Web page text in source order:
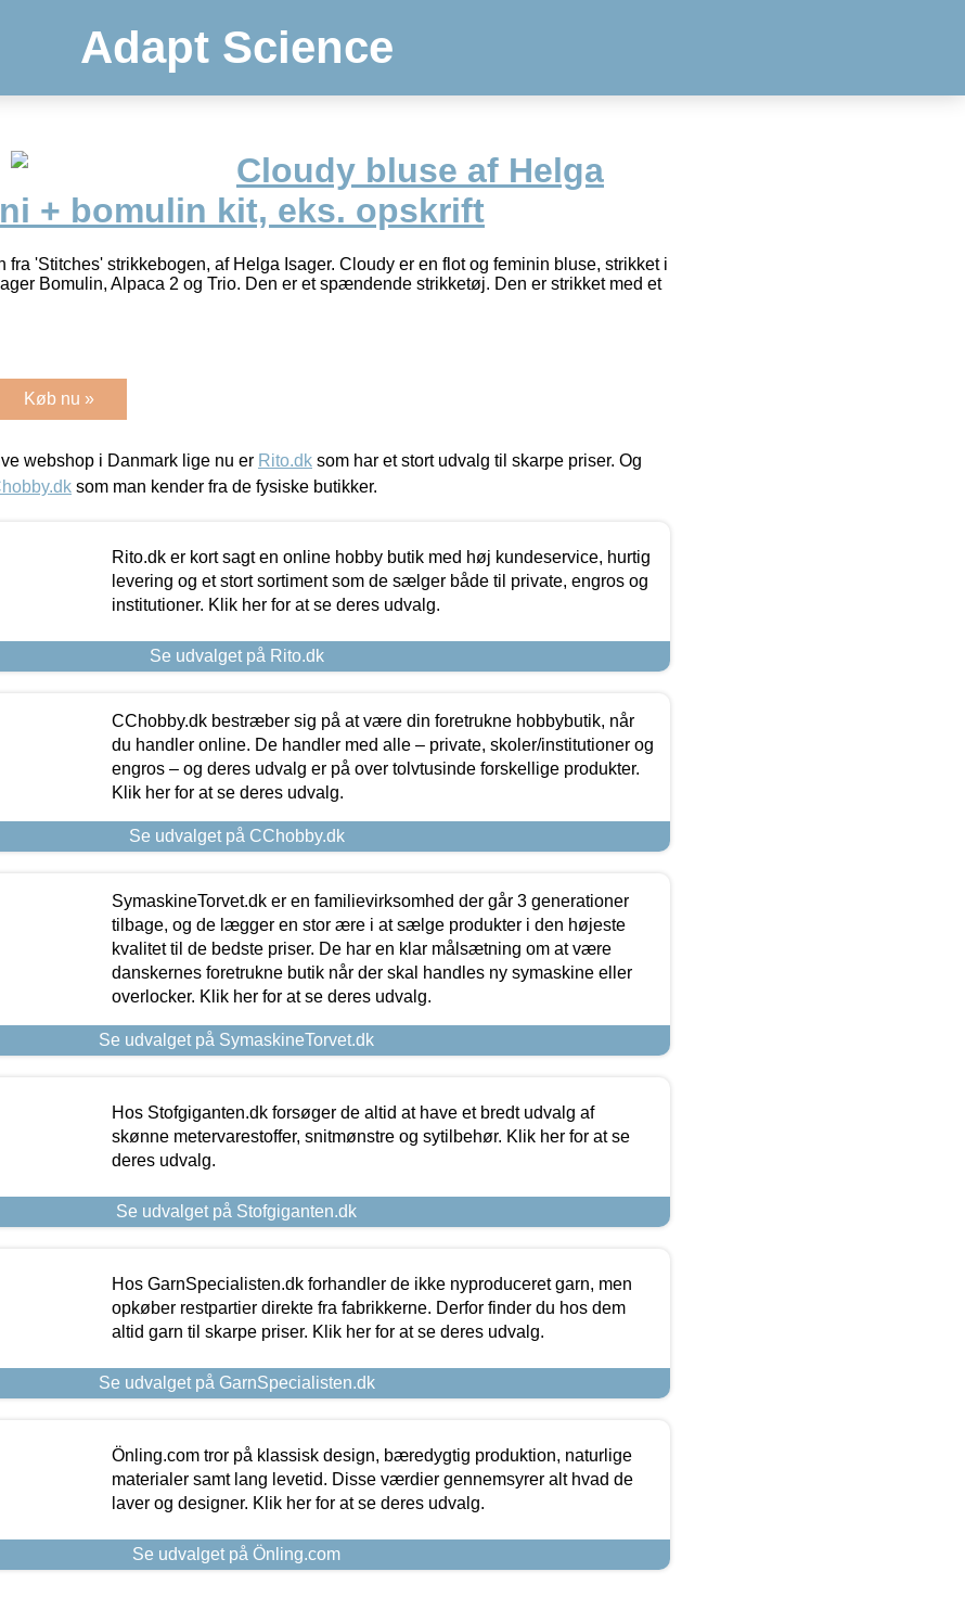
Adapt Science
Cloudy bluse af Helga
+ bomulin kit, eks. opskrift
fra 'Stitches' strikkebogen, af Helga Isager. Cloudy er en flot og feminin bluse, strikket i
Bomulin, Alpaca 2 og Trio. Den er et spændende strikketøj. Den er strikket med et
Køb nu »
webshop i Danmark lige nu er Rito.dk som har et stort udvalg til skarpe priser. Og
som man kender fra de fysiske butikker.
Rito.dk er kort sagt en online hobby butik med høj kundeservice, hurtig
levering og et stort sortiment som de sælger både til private, engros og
institutioner. Klik her for at se deres udvalg.
Se udvalget på Rito.dk
CChobby.dk bestræber sig på at være din foretrukne hobbybutik, når
du handler online. De handler med alle – private, skoler/institutioner og
engros – og deres udvalg er på over tolvtusinde forskellige produkter.
Klik her for at se deres udvalg.
Se udvalget på CChobby.dk
SymaskineTorvet.dk er en familievirksomhed der går 3 generationer
tilbage, og de lægger en stor ære i at sælge produkter i den højeste
kvalitet til de bedste priser. De har en klar målsætning om at være
danskernes foretrukne butik når der skal handles ny symaskine eller
overlocker. Klik her for at se deres udvalg.
Se udvalget på SymaskineTorvet.dk
Hos Stofgiganten.dk forsøger de altid at have et bredt udvalg af
skønne metervarestoffer, snitmønstre og sytilbehør. Klik her for at se
deres udvalg.
Se udvalget på Stofgiganten.dk
Hos GarnSpecialisten.dk forhandler de ikke nyproduceret garn, men
opkøber restpartier direkte fra fabrikkerne. Derfor finder du hos dem
altid garn til skarpe priser. Klik her for at se deres udvalg.
Se udvalget på GarnSpecialisten.dk
Önling.com tror på klassisk design, bæredygtig produktion, naturlige
materialer samt lang levetid. Disse værdier gennemsyrer alt hvad de
laver og designer. Klik her for at se deres udvalg.
Se udvalget på Önling.com